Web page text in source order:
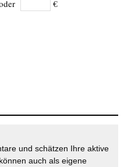
€
und schätzen Ihre aktive
auch als eigene